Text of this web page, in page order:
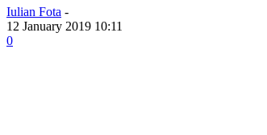
Iulian Fota -
12 January 2019 10:11
0